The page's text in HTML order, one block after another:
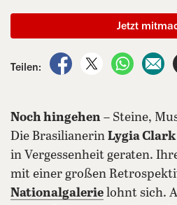
Teilen:
auf Facebook teilen
auf X teilen
per
Jetzt
Noch hingehen – Steine,
Die Brasilianerin Lygia Clark
in Vergessenheit geraten.
mit einer großen
Nationalgalerie lohnt sich.